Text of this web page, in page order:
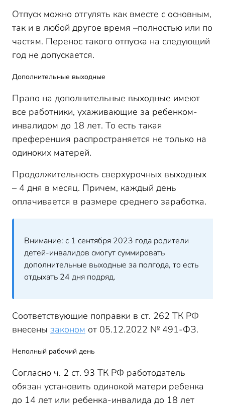
Отпуск можно отгулять как вместе с основным,
так и в любой другое время –полностью или по
частям. Перенос такого отпуска на следующий
год не допускается.
Дополнительные выходные
Право на дополнительные выходные имеют
все работники, ухаживающие за ребенком-
инвалидом до 18 лет. То есть такая
преференция распространяется не только на
одиноких матерей.
Продолжительность сверхурочных выходных
– 4 дня в месяц. Причем, каждый день
оплачивается в размере среднего заработка.
Внимание: с 1 сентября 2023 года родители
детей-инвалидов смогут суммировать
дополнительные выходные за полгода, то есть
отдыхать 24 дня подряд.
Соответствующие поправки в ст. 262 ТК РФ
внесены законом от 05.12.2022 № 491-ФЗ.
Неполный рабочий день
Согласно ч. 2 ст. 93 ТК РФ работодатель
обязан установить одинокой матери ребенка
до 14 лет или ребенка-инвалида до 18 лет